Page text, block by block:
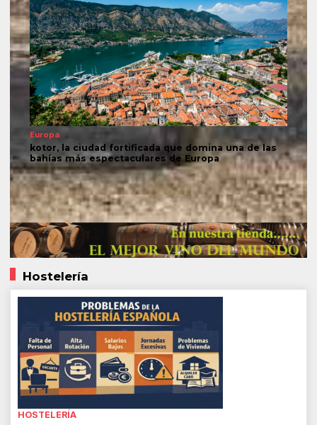
Europa
kotor, la ciudad fortificada que domina una de las
bahías más espectaculares de Europa
Hostelería
HOSTELERÍA